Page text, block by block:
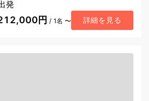
発
円 / 1名 〜 詳細を見る